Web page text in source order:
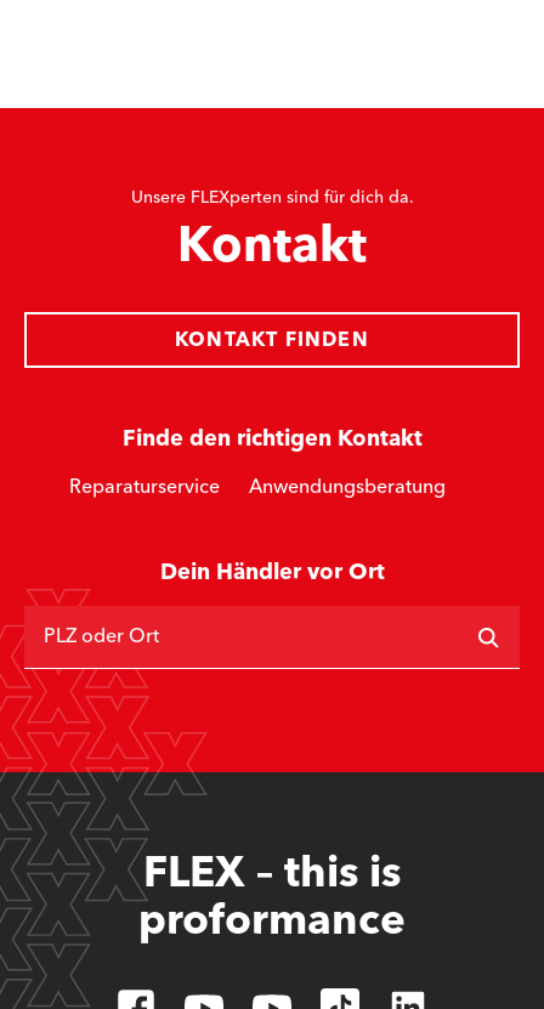
Unsere FLEXperten sind für dich da.
Kontakt
Finde den richtigen Kontakt
Reparaturservice Anwendungsberatung
KONTAKT FINDEN
Dein Händler vor Ort
PLZ oder Ort
FLEX – this is
proformance